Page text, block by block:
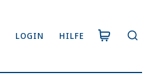
LOGIN HILFE